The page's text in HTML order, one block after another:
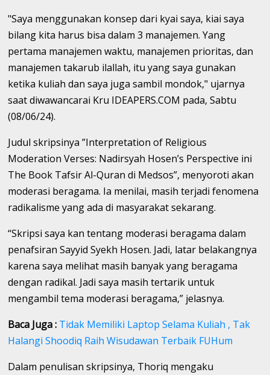
"Saya menggunakan konsep dari kyai saya, kiai saya
bilang kita harus bisa dalam 3 manajemen. Yang
pertama manajemen waktu, manajemen prioritas, dan
manajemen takarub ilallah, itu yang saya gunakan
ketika kuliah dan saya juga sambil mondok," ujarnya
saat diwawancarai Kru IDEAPERS.COM pada, Sabtu
(08/06/24).
Judul skripsinya ”Interpretation of Religious
Moderation Verses: Nadirsyah Hosen’s Perspective ini
The Book Tafsir Al-Quran di Medsos”, menyoroti akan
moderasi beragama. Ia menilai, masih terjadi fenomena
radikalisme yang ada di masyarakat sekarang.
“Skripsi saya kan tentang moderasi beragama dalam
penafsiran Sayyid Syekh Hosen. Jadi, latar belakangnya
karena saya melihat masih banyak yang beragama
dengan radikal. Jadi saya masih tertarik untuk
mengambil tema moderasi beragama,” jelasnya.
Baca Juga : Tidak Memiliki Laptop Selama Kuliah , Tak
Halangi Shoodiq Raih Wisudawan Terbaik FUHum
Dalam penulisan skripsinya, Thoriq mengaku